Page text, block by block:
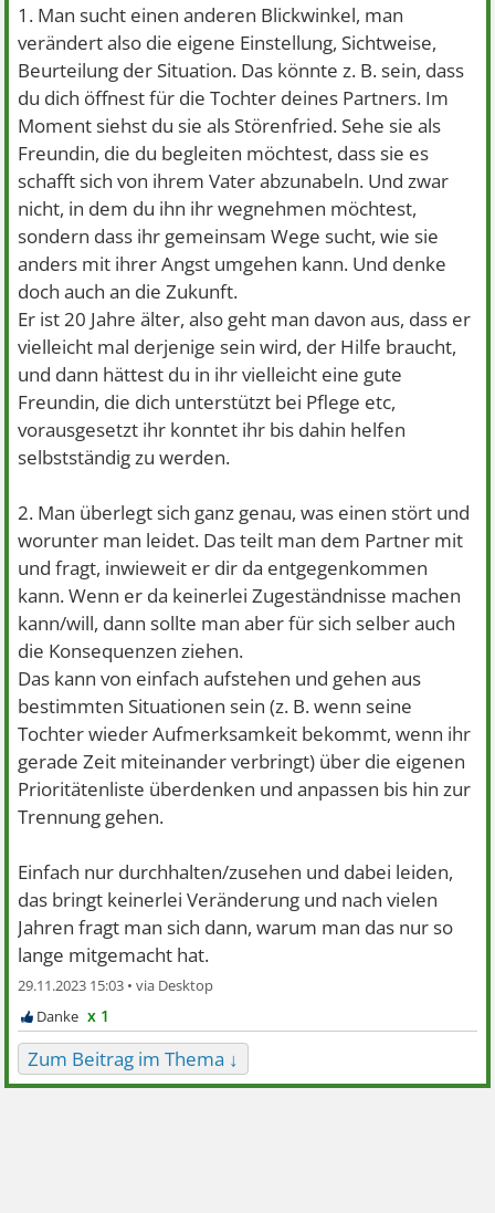
1. Man sucht einen anderen Blickwinkel, man
verändert also die eigene Einstellung, Sichtweise,
Beurteilung der Situation. Das könnte z. B. sein, dass
du dich öffnest für die Tochter deines Partners. Im
Moment siehst du sie als Störenfried. Sehe sie als
Freundin, die du begleiten möchtest, dass sie es
schafft sich von ihrem Vater abzunabeln. Und zwar
nicht, in dem du ihn ihr wegnehmen möchtest,
sondern dass ihr gemeinsam Wege sucht, wie sie
anders mit ihrer Angst umgehen kann. Und denke
doch auch an die Zukunft.
Er ist 20 Jahre älter, also geht man davon aus, dass er
vielleicht mal derjenige sein wird, der Hilfe braucht,
und dann hättest du in ihr vielleicht eine gute
Freundin, die dich unterstützt bei Pflege etc,
vorausgesetzt ihr konntet ihr bis dahin helfen
selbstständig zu werden.
2. Man überlegt sich ganz genau, was einen stört und
worunter man leidet. Das teilt man dem Partner mit
und fragt, inwieweit er dir da entgegenkommen
kann. Wenn er da keinerlei Zugeständnisse machen
kann/will, dann sollte man aber für sich selber auch
die Konsequenzen ziehen.
Das kann von einfach aufstehen und gehen aus
bestimmten Situationen sein (z. B. wenn seine
Tochter wieder Aufmerksamkeit bekommt, wenn ihr
gerade Zeit miteinander verbringt) über die eigenen
Prioritätenliste überdenken und anpassen bis hin zur
Trennung gehen.
Einfach nur durchhalten/zusehen und dabei leiden,
das bringt keinerlei Veränderung und nach vielen
Jahren fragt man sich dann, warum man das nur so
lange mitgemacht hat.
29.11.2023 15:03 •
x 1
Zum Beitrag im Thema ↓